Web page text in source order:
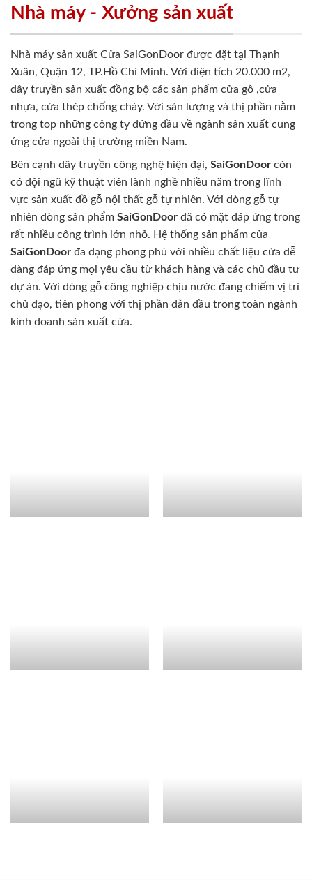
Nhà máy - Xưởng sản xuất
Nhà máy sản xuất Cửa SaiGonDoor được đặt tại Thạnh
Xuân, Quận 12, TP.Hồ Chí Minh. Với diện tích 20.000 m2,
dây truyền sản xuất đồng bộ các sản phẩm cửa gỗ ,cửa
nhựa, cửa thép chống cháy. Với sản lượng và thị phần nằm
trong top những công ty đứng đầu về ngành sản xuất cung
ứng cửa ngoài thị trường miền Nam.
Bên cạnh dây truyền công nghệ hiện đại, SaiGonDoor còn
có đội ngũ kỹ thuật viên lành nghề nhiều năm trong lĩnh
vực sản xuất đồ gỗ nội thất gỗ tự nhiên. Với dòng gỗ tự
nhiên dòng sản phẩm SaiGonDoor đã có mặt đáp ứng trong
rất nhiều công trình lớn nhỏ. Hệ thống sản phẩm của
SaiGonDoor đa dạng phong phú với nhiều chất liệu cửa dễ
dàng đáp ứng mọi yêu cầu từ khách hàng và các chủ đầu tư
dự án. Với dòng gỗ công nghiệp chịu nước đang chiếm vị trí
chủ đạo, tiên phong với thị phần dẫn đầu trong toàn ngành
kinh doanh sản xuất cửa.